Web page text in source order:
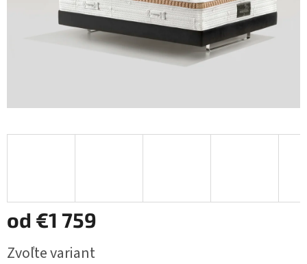
od €1 759
cena:
Zvoľte variant